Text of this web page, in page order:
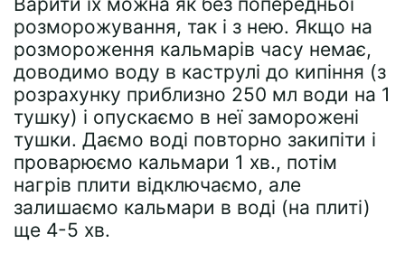
розморожування, так і з нею. Якщо на
розмороження кальмарів часу немає,
доводимо воду в каструлі до кипіння (з
розрахунку приблизно 250 мл води на 1
тушку) і опускаємо в неї заморожені
тушки. Даємо воді повторно закипіти і
проварюємо кальмари 1 хв., потім
нагрів плити відключаємо, але
залишаємо кальмари в воді (на плиті)
ще 4-5 хв.